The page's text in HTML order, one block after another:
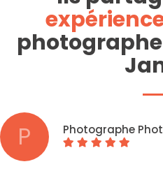
P Photographe